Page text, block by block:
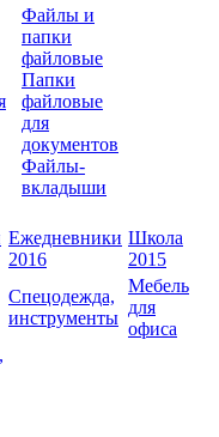
Файлы и
папки
файловые
Папки
файловые
для
документов
Файлы-
вкладыши
Ежедневники
2016
Школа
2015
Спецодежда,
инструменты
Мебель
для
офиса